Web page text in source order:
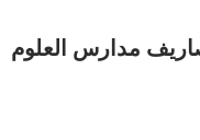
في المحافظات ومصاريف مدارس العلوم